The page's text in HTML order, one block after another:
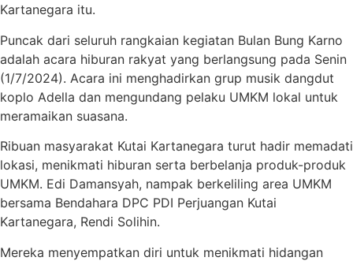
Kartanegara itu.
Puncak dari seluruh rangkaian kegiatan Bulan Bung Karno
adalah acara hiburan rakyat yang berlangsung pada Senin
(1/7/2024). Acara ini menghadirkan grup musik dangdut
koplo Adella dan mengundang pelaku UMKM lokal untuk
meramaikan suasana.
Ribuan masyarakat Kutai Kartanegara turut hadir memadati
lokasi, menikmati hiburan serta berbelanja produk-produk
UMKM. Edi Damansyah, nampak berkeliling area UMKM
bersama Bendahara DPC PDI Perjuangan Kutai
Kartanegara, Rendi Solihin.
Mereka menyempatkan diri untuk menikmati hidangan